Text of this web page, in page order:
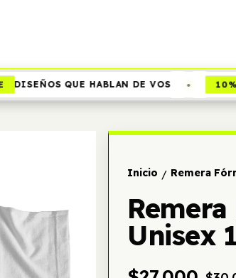
DISEÑOS QUE HABLAN DE VOS 10%
Inicio / Remera
Unisex